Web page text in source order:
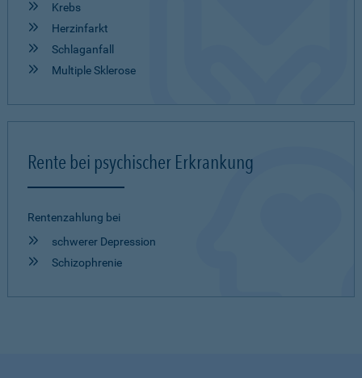
Krebs
Herzinfarkt
Schlaganfall
Multiple Sklerose
Rente bei psychischer Erkrankung
Rentenzahlung bei
schwerer Depression
Schizophrenie